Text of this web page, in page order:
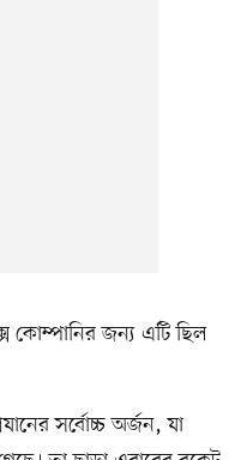
কোম্পানির জন্য এটি ছিল
সর্বোচ্চ অর্জন, যা